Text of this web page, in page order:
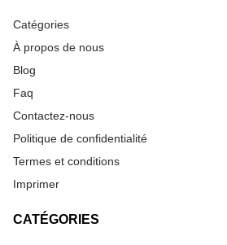
Catégories
À propos de nous
Blog
Faq
Contactez-nous
Politique de confidentialité
Termes et conditions
Imprimer
CATÉGORIES